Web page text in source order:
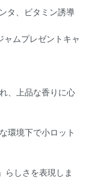
タ、ビタミン誘導
ャムプレゼントキャ
、上品な香りに心
環境下で小ロット
らしさを表現しま